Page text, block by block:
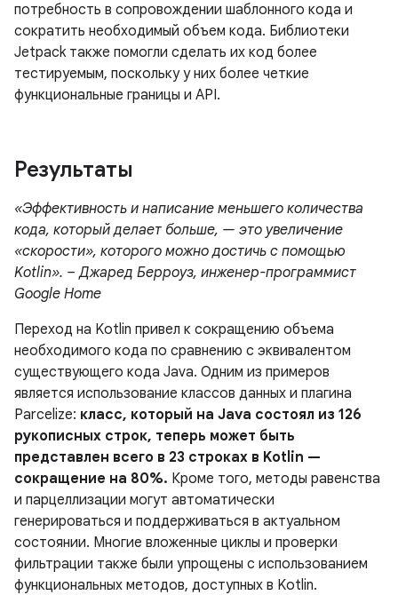
потребность в сопровождении шаблонного кода и
сократить необходимый объем кода. Библиотеки
Jetpack также помогли сделать их код более
тестируемым, поскольку у них более четкие
функциональные границы и API.
Результаты
«Эффективность и написание меньшего количества
кода, который делает больше, — это увеличение
«скорости», которого можно достичь с помощью
Kotlin». – Джаред Берроуз, инженер-программист
Google Home
Переход на Kotlin привел к сокращению объема
необходимого кода по сравнению с эквивалентом
существующего кода Java. Одним из примеров
является использование классов данных и плагина
Parcelize: класс, который на Java состоял из 126
рукописных строк, теперь может быть
представлен всего в 23 строках в Kotlin —
сокращение на 80%. Кроме того, методы равенства
и парцеллизации могут автоматически
генерироваться и поддерживаться в актуальном
состоянии. Многие вложенные циклы и проверки
фильтрации также были упрощены с использованием
функциональных методов, доступных в Kotlin.